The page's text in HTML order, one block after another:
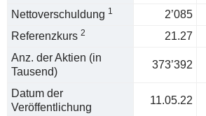
Nettoverschuldung 1 2’085
Referenzkurs 2 21.27
Anz. der Aktien (in
Tausend)
373’392
Datum der
Veröffentlichung
11.05.22